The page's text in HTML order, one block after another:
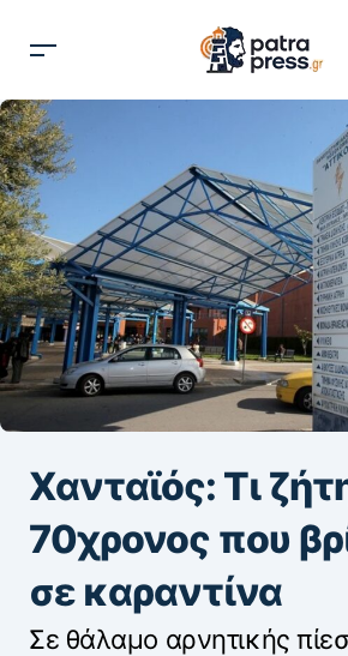
Χανταϊός: Τι
70χρονος που
σε καραντίνα
Σε θάλαμο αρνητικής